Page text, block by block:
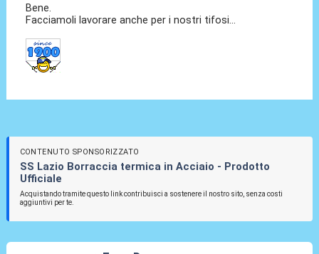
Bene.
Facciamoli lavorare anche per i nostri tifosi...
CONTENUTO SPONSORIZZATO
SS Lazio Borraccia termica in Acciaio - Prodotto
Ufficiale
Acquistando tramite questo link contribuisci a sostenere il nostro sito, senza costi
aggiuntivi per te.